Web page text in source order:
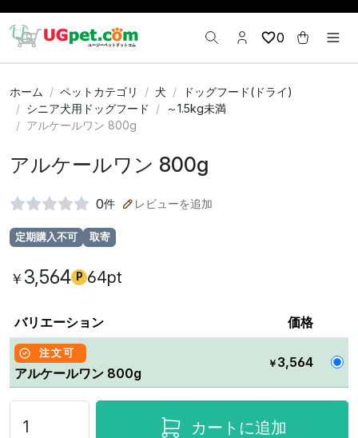
0
ホーム ペットカテゴリ 犬
ドッグフード(ドライ)
シニア犬用ドッグフード
～1.5kg未満
アルケールワン 800g
アルケールワン 800g
0件 レビューを追加
定期購入不可 取寄
￥ 3,564 P 64pt
バリエーション 価格
注文可
アルケールワン 800g
￥ 3,564
カートに追加